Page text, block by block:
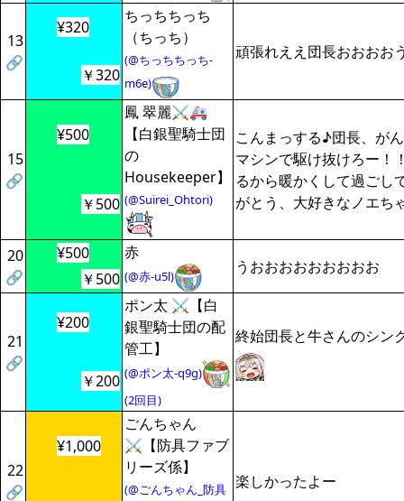
13
🔗
¥320
ちっちちっち
（ちっち）
(@ちっちちっち-
m6e)
頑張れええ団長おおおお
￥320
15
🔗
¥500
鳳 翠麗⚔️🚑
【白銀聖騎士団
の
Housekeeper】
(@Suirei_Ohtori)
こんまっする♪団長、が
マシンで駆け抜けろー！
るから暖かくして過ごし
がとう、大好きなノエち
￥500
20
🔗
¥500 赤
(@赤-u5l)
うおおおおおおおおお
￥500
21
🔗
¥200
ポン太 ⚔【白
銀聖騎士団の配
管工】
(@ポン太-q9g)
(2回目)
終始団長と牛さんのシン
￥200
22
🔗
¥1,000
ごんちゃん
⚔️【防具ファブ
リーズ係】
(@ごんちゃん_防具 楽しかったよー